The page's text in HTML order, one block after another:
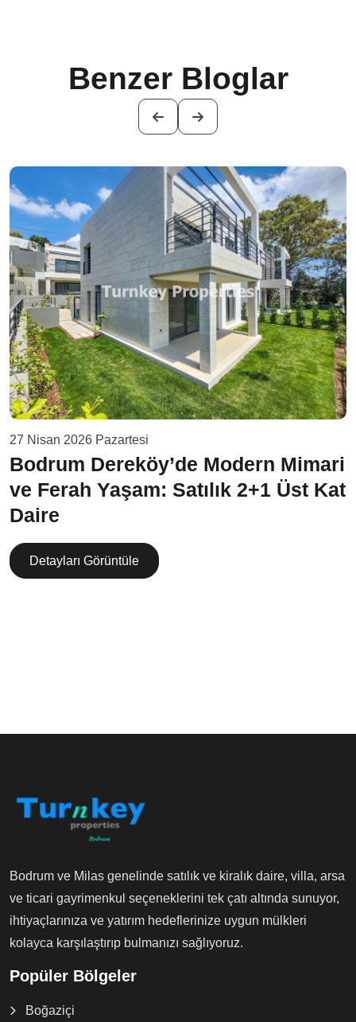
Benzer Bloglar
27 Nisan 2026 Pazartesi
Bodrum Dereköy’de Modern Mimari
ve Ferah Yaşam: Satılık 2+1 Üst Kat
Daire
Detayları Görüntüle
Bodrum ve Milas genelinde satılık ve kiralık daire, villa, arsa
ve ticari gayrimenkul seçeneklerini tek çatı altında sunuyor,
ihtiyaçlarınıza ve yatırım hedeflerinize uygun mülkleri
kolayca karşılaştırıp bulmanızı sağlıyoruz.
Popüler Bölgeler
Boğaziçi